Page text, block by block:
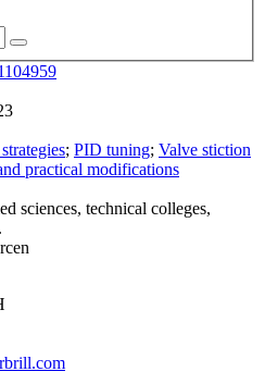
; PID tuning; Valve stiction
practical modifications
sciences, technical colleges,